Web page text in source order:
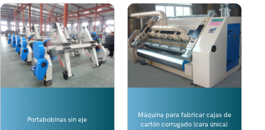
Portabobinas sin eje
Máquina para fabricar cajas de
cartón corrugado (cara única)